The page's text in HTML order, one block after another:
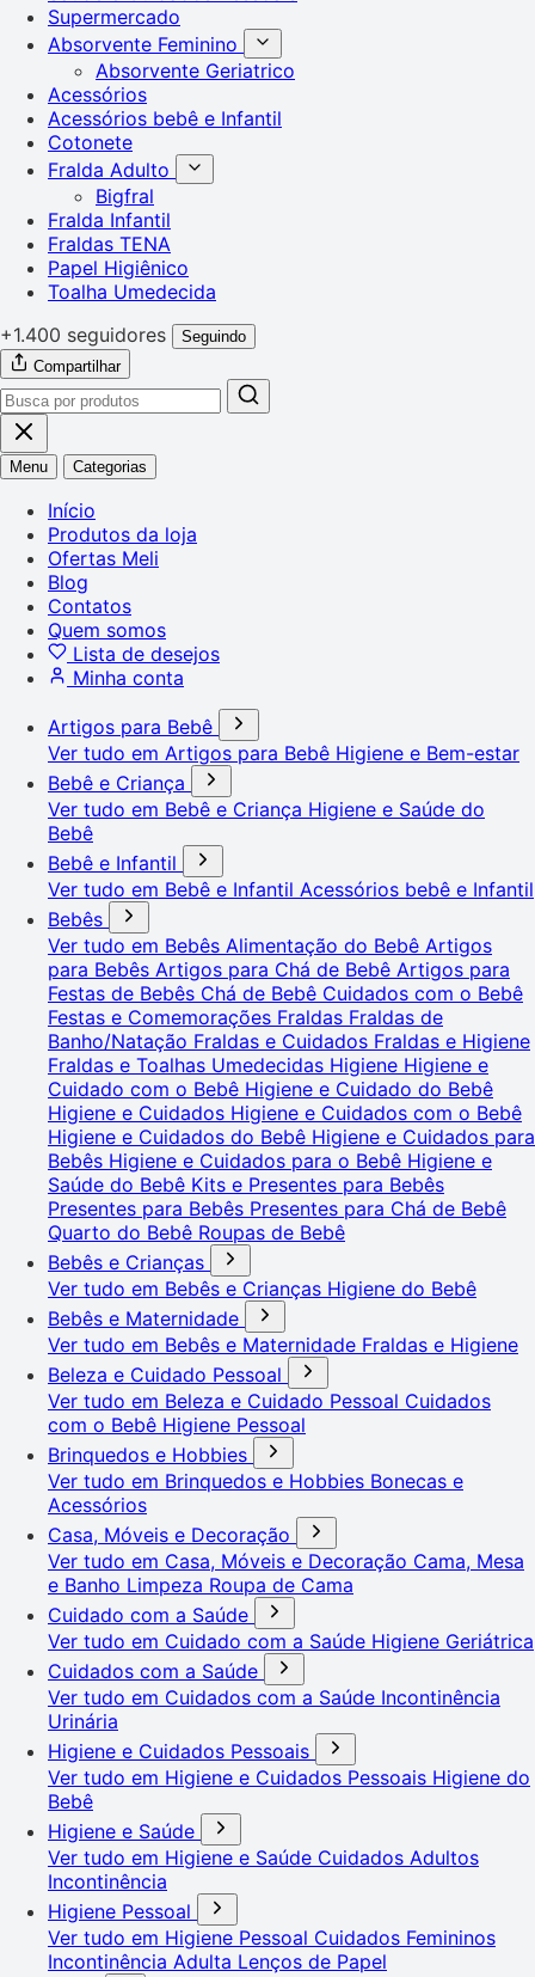
Supermercado
Absorvente Feminino
Absorvente Geriatrico
Acessórios
Acessórios bebê e Infantil
Cotonete
Fralda Adulto
Bigfral
Fralda Infantil
Fraldas TENA
Papel Higiênico
Toalha Umedecida
+1.400 seguidores
Seguindo
Compartilhar
Menu Categorias
Início
Produtos da loja
Ofertas Meli
Blog
Contatos
Quem somos
Lista de desejos
Minha conta
Artigos para Bebê
Ver tudo em Artigos para Bebê Higiene e Bem-estar
Bebê e Criança
Ver tudo em Bebê e Criança Higiene e Saúde do
Bebê
Bebê e Infantil
Ver tudo em Bebê e Infantil Acessórios bebê e Infantil
Bebês
Ver tudo em Bebês Alimentação do Bebê Artigos
para Bebês Artigos para Chá de Bebê Artigos para
Festas de Bebês Chá de Bebê Cuidados com o Bebê
Festas e Comemorações Fraldas Fraldas de
Banho/Natação Fraldas e Cuidados Fraldas e Higiene
Fraldas e Toalhas Umedecidas Higiene Higiene e
Cuidado com o Bebê Higiene e Cuidado do Bebê
Higiene e Cuidados Higiene e Cuidados com o Bebê
Higiene e Cuidados do Bebê Higiene e Cuidados para
Bebês Higiene e Cuidados para o Bebê Higiene e
Saúde do Bebê Kits e Presentes para Bebês
Presentes para Bebês Presentes para Chá de Bebê
Quarto do Bebê Roupas de Bebê
Bebês e Crianças
Ver tudo em Bebês e Crianças Higiene do Bebê
Bebês e Maternidade
Ver tudo em Bebês e Maternidade Fraldas e Higiene
Beleza e Cuidado Pessoal
Ver tudo em Beleza e Cuidado Pessoal Cuidados
com o Bebê Higiene Pessoal
Brinquedos e Hobbies
Ver tudo em Brinquedos e Hobbies Bonecas e
Acessórios
Casa, Móveis e Decoração
Ver tudo em Casa, Móveis e Decoração Cama, Mesa
e Banho Limpeza Roupa de Cama
Cuidado com a Saúde
Ver tudo em Cuidado com a Saúde Higiene Geriátrica
Cuidados com a Saúde
Ver tudo em Cuidados com a Saúde Incontinência
Urinária
Higiene e Cuidados Pessoais
Ver tudo em Higiene e Cuidados Pessoais Higiene do
Bebê
Higiene e Saúde
Ver tudo em Higiene e Saúde Cuidados Adultos
Incontinência
Higiene Pessoal
Ver tudo em Higiene Pessoal Cuidados Femininos
Incontinência Adulta Lenços de Papel